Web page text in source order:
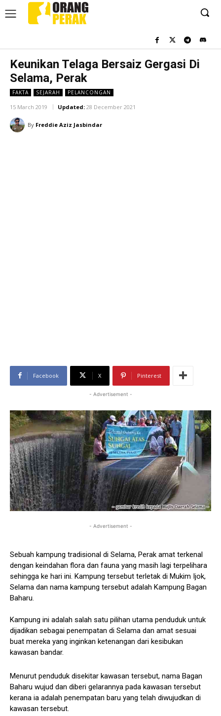
Keunikan Telaga Bersaiz Gergasi Di
Selama, Perak
FAKTA SEJARAH PELANCONGAN
15 March 2019 Updated: 28 December 2021
By Freddie Aziz Jasbindar
Facebook X Pinterest
- Advertisement -
- Advertisement -
Sebuah kampung tradisional di Selama, Perak amat terkenal
dengan keindahan flora dan fauna yang masih lagi terpelihara
sehingga ke hari ini. Kampung tersebut terletak di Mukim Ijok,
Selama dan nama kampung tersebut adalah Kampung Bagan
Baharu.
Kampung ini adalah salah satu pilihan utama penduduk untuk
dijadikan sebagai penempatan di Selama dan amat sesuai
buat mereka yang inginkan ketenangan dari kesibukan
kawasan bandar.
Menurut penduduk disekitar kawasan tersebut, nama Bagan
Baharu wujud dan diberi gelarannya pada kawasan tersebut
kerana ia adalah penempatan baru yang telah diwujudkan di
kawasan tersebut.